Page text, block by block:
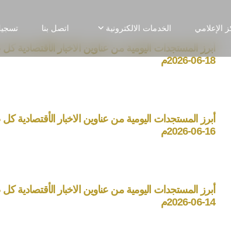
الإعلامي الخدمات الالكترونية اتصل بنا
أبرز المستجدات اليومية من عناوين الاخبار الأقتصادية
18-06-2026م
أبرز المستجدات اليومية من عناوين الاخبار الأقتصادية
16-06-2026م
أبرز المستجدات اليومية من عناوين الاخبار الأقتصادية
14-06-2026م